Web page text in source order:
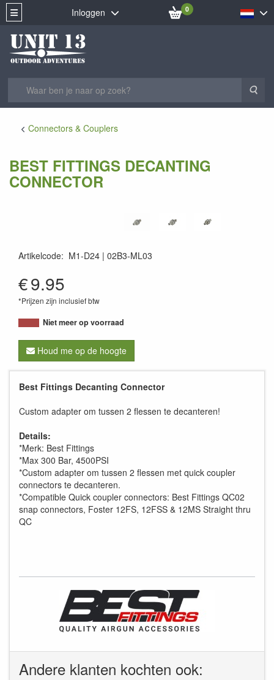
Inloggen 0
Connectors & Couplers
BEST FITTINGS DECANTING
CONNECTOR
Artikelcode: M1-D24 02B3-ML03
€9.95
*Prijzen zijn inclusief btw
Niet meer op voorraad
Houd me op de hoogte
Best Fittings Decanting Connector
Custom adapter om tussen 2 flessen te decanteren!
Details:
*Merk: Best Fittings
*Max 300 Bar, 4500PSI
*Custom adapter om tussen 2 flessen met quick coupler
connectors te decanteren.
*Compatible Quick coupler connectors: Best Fittings QC02
snap connectors, Foster 12FS, 12FSS & 12MS Straight thru
QC
Andere klanten kochten ook: